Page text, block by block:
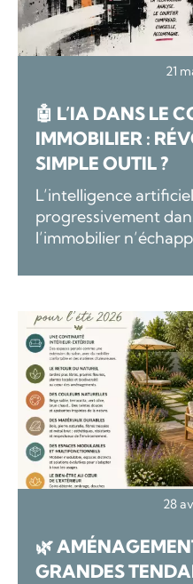
21
🤖 L’IA DANS LE
IMMOBILIER :
SIMPLE OUTIL ?
L’intelligence
progressivement
l’immobilier
28
🌿
GRANDES